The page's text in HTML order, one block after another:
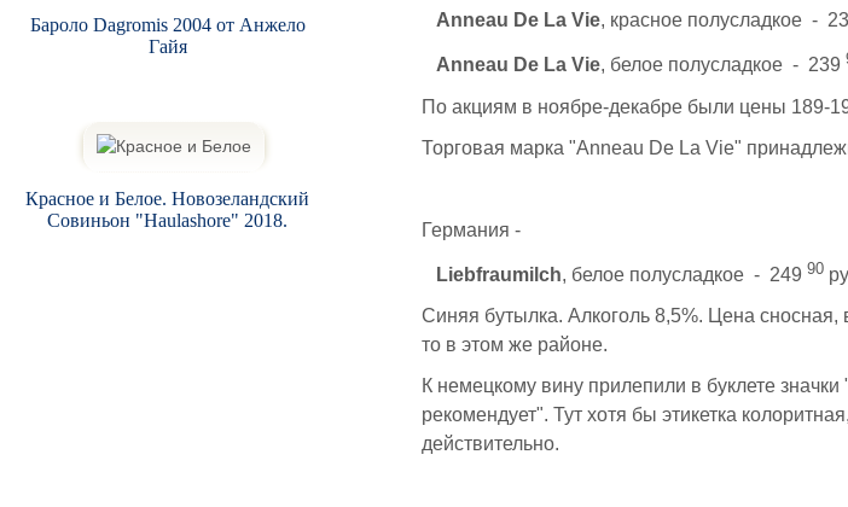
Anneau De La Vie, красное полусладкое -
Anneau De La Vie, белое полусладкое - 239
По акциям в ноябре-декабре были цены 189-
Торговая марка "Anneau De La Vie"
Германия -
Liebfraumilch, белое полусладкое - 249 90
Синяя бутылка. Алкоголь 8,5%. Цена сносная,
то в этом же районе.
К немецкому вину прилепили в буклете
рекомендует". Тут хотя бы этикетка
действительно.
Бароло Dagromis 2004 от Анжело
Гайя
Красное и Белое. Новозеландский
Совиньон "Haulashore" 2018.